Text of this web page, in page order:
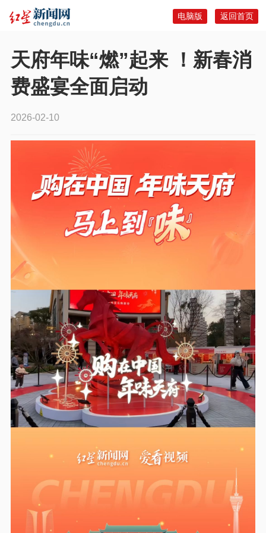
返回首页
电脑版
天府年味“燃”起来 ！新春消
费盛宴全面启动
2026-02-10